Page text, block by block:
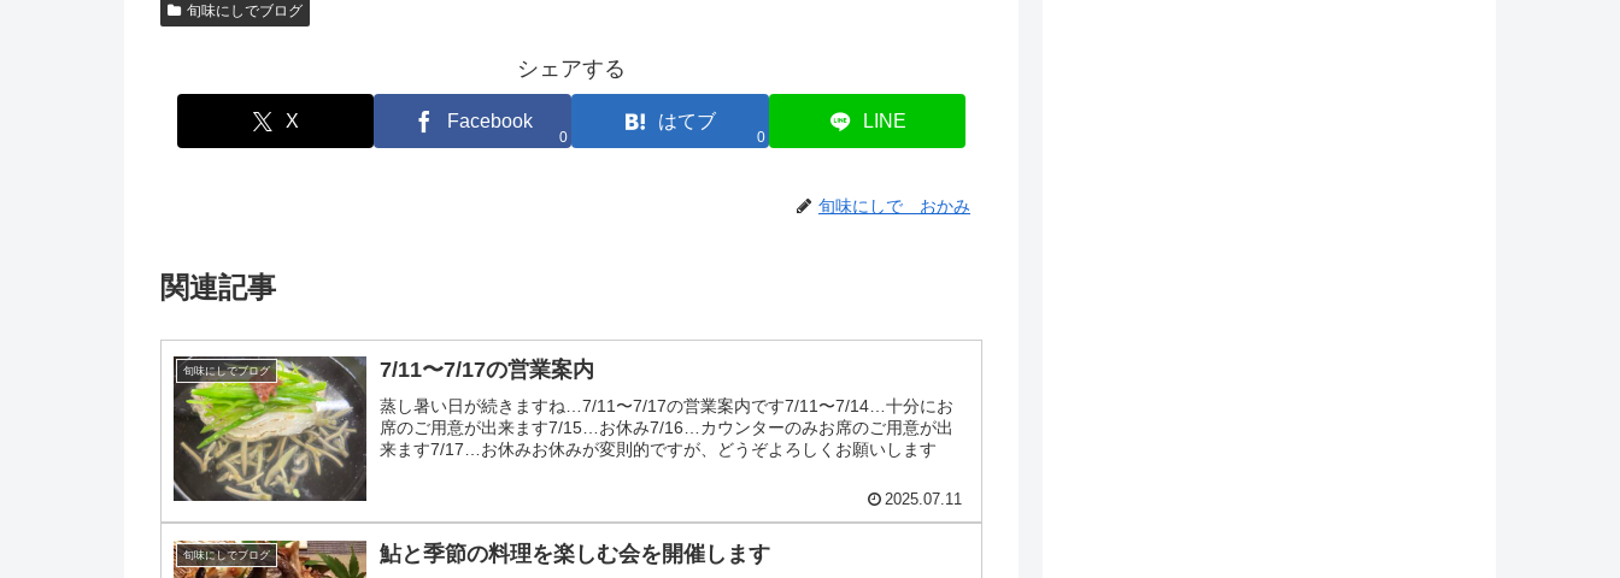
旬味にしでブログ
シェアする
X Facebook
0
はてブ
0
LINE
旬味にしで おかみ
関連記事
旬味にしでブログ 7/11〜7/17の営業案内
蒸し暑い日が続きますね…7/11〜7/17の営業案内です7/11〜7/14…十分にお
席のご用意が出来ます7/15…お休み7/16…カウンターのみお席のご用意が出
来ます7/17…お休みお休みが変則的ですが、どうぞよろしくお願いします
2025.07.11
旬味にしでブログ 鮎と季節の料理を楽しむ会を開催します